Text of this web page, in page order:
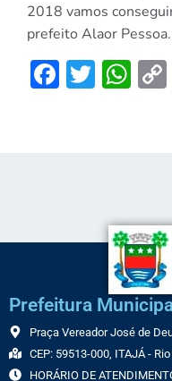
2018 vamos
prefeito Alaor Pessoa.
Facebook
Twitter
Prefeitura
Praça Vereador José de
CEP: 59513-000, ITAJÁ -
HORÁRIO DE